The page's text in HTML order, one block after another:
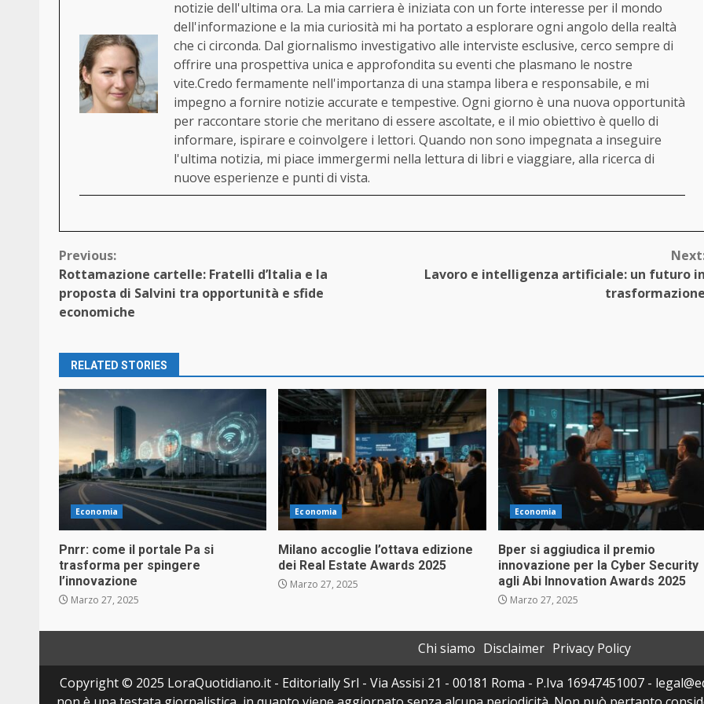
notizie dell'ultima ora. La mia carriera è iniziata con un forte interesse per il mondo
dell'informazione e la mia curiosità mi ha portato a esplorare ogni angolo della realtà
che ci circonda. Dal giornalismo investigativo alle interviste esclusive, cerco sempre di
offrire una prospettiva unica e approfondita su eventi che plasmano le nostre
vite.Credo fermamente nell'importanza di una stampa libera e responsabile, e mi
impegno a fornire notizie accurate e tempestive. Ogni giorno è una nuova opportunità
per raccontare storie che meritano di essere ascoltate, e il mio obiettivo è quello di
informare, ispirare e coinvolgere i lettori. Quando non sono impegnata a inseguire
l'ultima notizia, mi piace immergermi nella lettura di libri e viaggiare, alla ricerca di
nuove esperienze e punti di vista.
Continue
Reading
Previous:
Rottamazione cartelle: Fratelli d’Italia e la
proposta di Salvini tra opportunità e sfide
economiche
Lavoro e intelligenza artificiale: un futuro in
trasformazione
RELATED STORIES
Economia
Pnrr: come il portale Pa si
trasforma per spingere
l’innovazione
Marzo 27, 2025
Economia
Milano accoglie l’ottava edizione
dei Real Estate Awards 2025
Marzo 27, 2025
Economia
Bper si aggiudica il premio
innovazione per la Cyber Security
agli Abi Innovation Awards 2025
Marzo 27, 2025
Chi siamo Disclaimer Privacy Policy
Copyright © 2025 LoraQuotidiano.it - Editorially Srl - Via Assisi 21 - 00181 Roma - P.Iva 16947451007 -